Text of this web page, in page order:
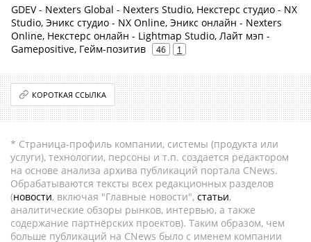
GDEV - Nexters Global - Nexters Studio, Некстерс студио - NX
Studio, Эникс студио - NX Online, Эникс онлайн - Nexters
Online, Некстерс онлайн - Lightmap Studio, Лайт мэп -
Gamepositive, Гейм-позитив
46 1
КОРОТКАЯ ССЫЛКА
* Страница-профиль компании, системы (продукта или
услуги), технологии, персоны и т.п. создается редактором
на основе анализа архива публикаций портала CNews.
Обрабатываются тексты всех редакционных разделов
(новости, включая "Главные новости", статьи,
аналитические обзоры рынков, интервью, а также
содержание партнёрских проектов). Таким образом, чем
больше публикаций на CNews было с именем компании